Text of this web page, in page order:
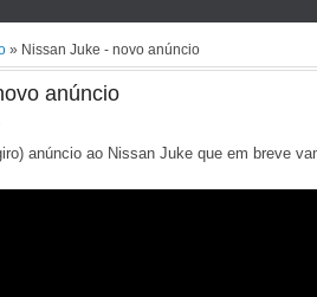
» Nissan Juke - novo anúncio
anúncio
anúncio ao Nissan Juke que em breve